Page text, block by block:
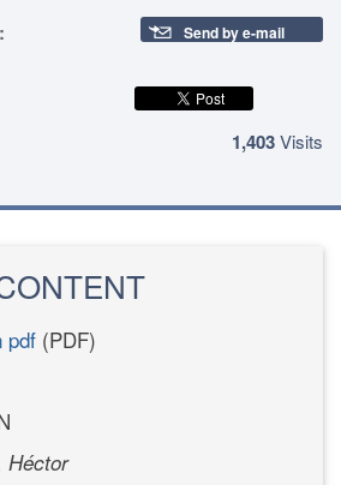
Send by e-mail
1,403Visits
pdf (PDF)
Héctor